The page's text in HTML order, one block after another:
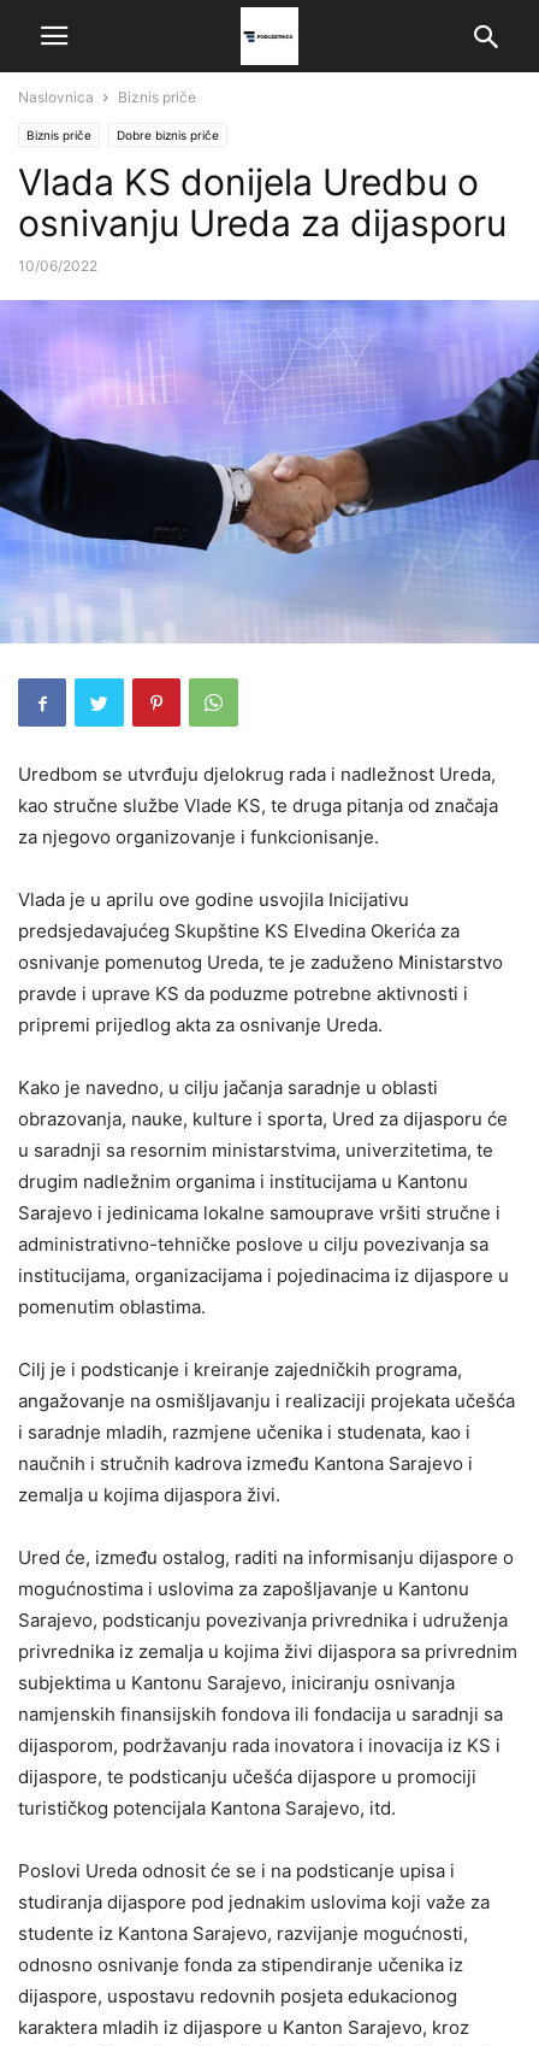
Naslovnica Biznis priče
Biznis priče Dobre biznis priče
Vlada KS donijela Uredbu o
osnivanju Ureda za dijasporu
10/06/2022
Uredbom se utvrđuju djelokrug rada i nadležnost Ureda,
kao stručne službe Vlade KS, te druga pitanja od značaja
za njegovo organizovanje i funkcionisanje.
Vlada je u aprilu ove godine usvojila Inicijativu
predsjedavajućeg Skupštine KS Elvedina Okerića za
osnivanje pomenutog Ureda, te je zaduženo Ministarstvo
pravde i uprave KS da poduzme potrebne aktivnosti i
pripremi prijedlog akta za osnivanje Ureda.
Kako je navedno, u cilju jačanja saradnje u oblasti
obrazovanja, nauke, kulture i sporta, Ured za dijasporu će
u saradnji sa resornim ministarstvima, univerzitetima, te
drugim nadležnim organima i institucijama u Kantonu
Sarajevo i jedinicama lokalne samouprave vršiti stručne i
administrativno-tehničke poslove u cilju povezivanja sa
institucijama, organizacijama i pojedinacima iz dijaspore u
pomenutim oblastima.
Cilj je i podsticanje i kreiranje zajedničkih programa,
angažovanje na osmišljavanju i realizaciji projekata učešća
i saradnje mladih, razmjene učenika i studenata, kao i
naučnih i stručnih kadrova između Kantona Sarajevo i
zemalja u kojima dijaspora živi.
Ured će, između ostalog, raditi na informisanju dijaspore o
mogućnostima i uslovima za zapošljavanje u Kantonu
Sarajevo, podsticanju povezivanja privrednika i udruženja
privrednika iz zemalja u kojima živi dijaspora sa privrednim
subjektima u Kantonu Sarajevo, iniciranju osnivanja
namjenskih finansijskih fondova ili fondacija u saradnji sa
dijasporom, podržavanju rada inovatora i inovacija iz KS i
dijaspore, te podsticanju učešća dijaspore u promociji
turističkog potencijala Kantona Sarajevo, itd.
Poslovi Ureda odnosit će se i na podsticanje upisa i
studiranja dijaspore pod jednakim uslovima koji važe za
studente iz Kantona Sarajevo, razvijanje mogućnosti,
odnosno osnivanje fonda za stipendiranje učenika iz
dijaspore, uspostavu redovnih posjeta edukacionog
karaktera mladih iz dijaspore u Kanton Sarajevo, kroz